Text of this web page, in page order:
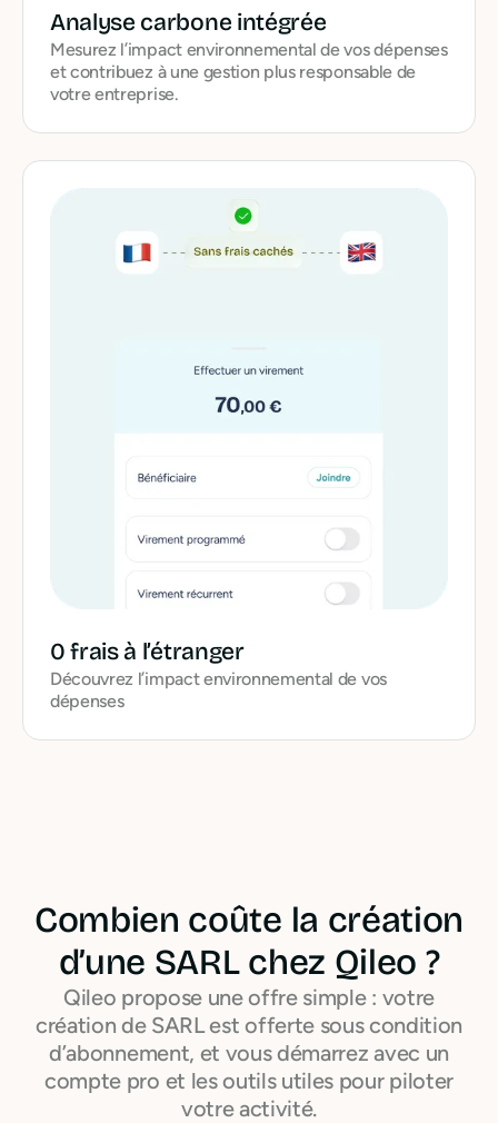
Analyse carbone intégrée
Mesurez l’impact environnemental de vos dépenses
et contribuez à une gestion plus responsable de
votre entreprise.
0 frais à l’étranger
Découvrez l’impact environnemental de vos
dépenses
Combien coûte la création
d’une SARL chez Qileo ?
Qileo propose une offre simple : votre
création de SARL est offerte sous condition
d’abonnement, et vous démarrez avec un
compte pro et les outils utiles pour piloter
votre activité.